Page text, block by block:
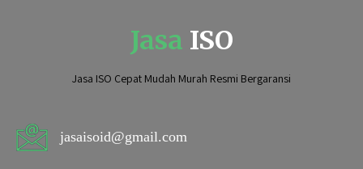
Jasa ISO
Jasa ISO Cepat Mudah Murah Resmi Bergaransi
jasaisoid@gmail.com